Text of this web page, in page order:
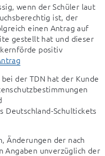
wenn der Schüler laut
ist, der
einen Antrag auf
gestellt hat und dieser
positiv
der TDN hat der Kunde
Deutschland-Schultickets
Änderungen der nach
Angaben unverzüglich der